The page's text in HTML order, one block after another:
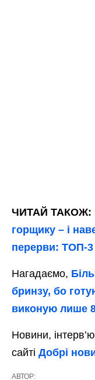
ЧИТАЙ ТАКОЖ:
горщику – і
перерви: ТОП-3
Нагадаємо,
бринзу, бо
виконую лише 8
Новини,
сайті Добрі
АВТОР: